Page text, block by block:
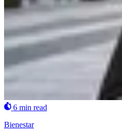
6 min read
Bienestar